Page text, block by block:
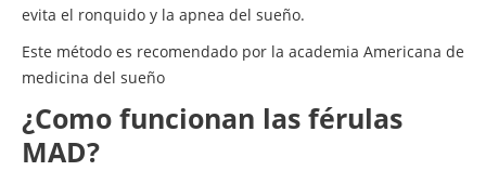
evita el ronquido y la apnea del sueño.
Este método es recomendado por la academia Americana de
medicina del sueño
¿Como funcionan las férulas
MAD?